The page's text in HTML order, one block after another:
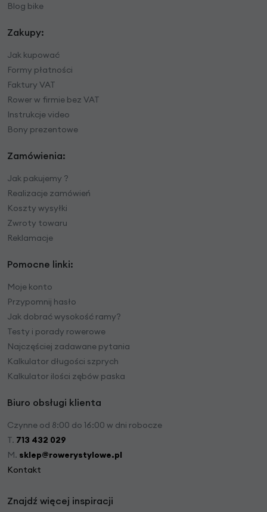
Blog bike
Zakupy:
Jak kupować
Formy płatności
Faktury VAT
Rower w firmie bez VAT
Instrukcje video
Bony prezentowe
Zamówienia:
Jak pakujemy ?
Realizacje zamówień
Koszty wysyłki
Zwroty towaru
Reklamacje
Pomocne linki:
Moje konto
Przypomnij hasło
Jak dobrać wysokość ramy?
Testy i porady rowerowe
Najczęściej zadawane pytania
Kalkulator długości szprych
Kalkulator ilości zębów paska
Biuro obsługi klienta
Czynne od 8:00 do 16:00 w dni robocze
T. 713 432 029
M. sklep@rowerystylowe.pl
Kontakt
Znajdź więcej inspiracji